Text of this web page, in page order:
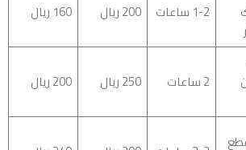
1-2 ساعات 200 ريال 160 ريال
2 ساعات 250 ريال 200 ريال